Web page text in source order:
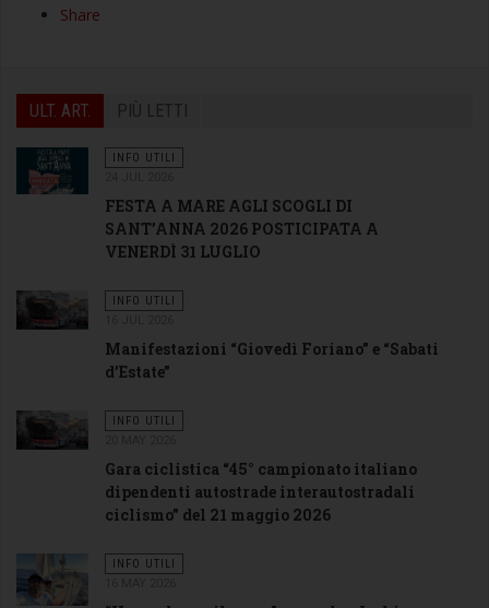
Share
ULT. ART. PIÙ LETTI
INFO UTILI
FESTA A MARE AGLI SCOGLI DI
SANT’ANNA 2026 POSTICIPATA A
VENERDÌ 31 LUGLIO
INFO UTILI
Manifestazioni “Giovedì Foriano” e “Sabati
d’Estate”
INFO UTILI
Gara ciclistica “45° campionato italiano
dipendenti autostrade interautostradali
ciclismo” del 21 maggio 2026
INFO UTILI